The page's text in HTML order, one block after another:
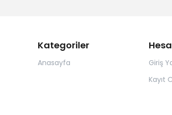
Kategoriler
Anasayfa
Giriş
Kayıt